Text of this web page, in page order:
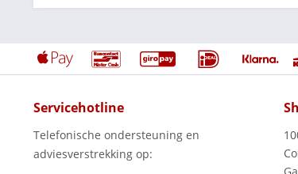
Servicehotline
Telefonische ondersteuning en
adviesverstrekking op: